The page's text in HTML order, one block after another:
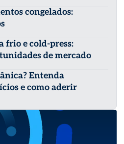
congelados:
frio e cold-press:
de mercado
Entenda
e como aderir